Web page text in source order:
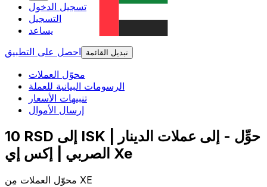
تسجيل الدخول
التسجيل
يساعد
احصل على التطبيق
تبديل القائمة
محوّل العملات
الرسومات البيانية للعملة
تنبيهات الأسعار
إرسال الأموال
10 RSD إلى ISK | حوِّل - إلى عملات الدينار
الصربي | إكس إي Xe
محوّل العملات مِن XE